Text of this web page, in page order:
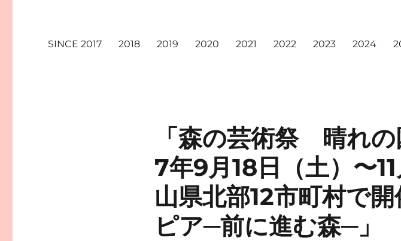
SINCE 2017 2018 2019 2020 2021 2022 2023 2024
「森の芸術祭 晴れ
7年9月18日（土）〜
山県北部12市町村で
ピア─前に進む森─」